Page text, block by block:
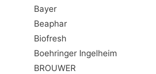
Bayer
Beaphar
Biofresh
Boehringer Ingelheim
BROUWER